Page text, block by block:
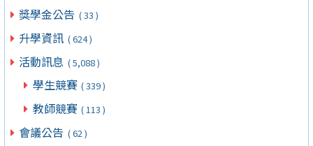
獎學金公告 ( 33 )
升學資訊 ( 624 )
活動訊息 ( 5,088 )
學生競賽 ( 339 )
教師競賽 ( 113 )
會議公告 ( 62 )